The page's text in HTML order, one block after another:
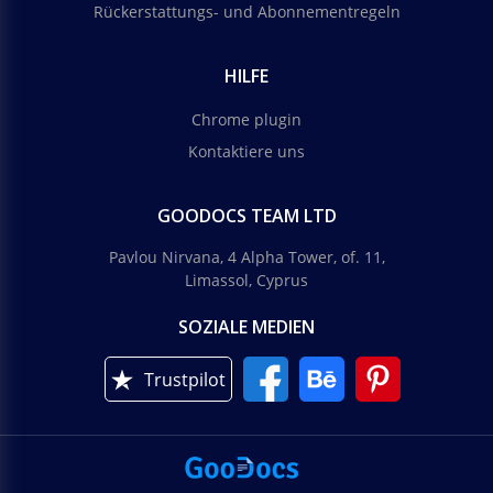
Rückerstattungs- und Abonnementregeln
HILFE
Chrome plugin
Kontaktiere uns
GOODOCS TEAM LTD
Pavlou Nirvana, 4 Alpha Tower, of. 11,
Limassol, Cyprus
SOZIALE MEDIEN
Trustpilot